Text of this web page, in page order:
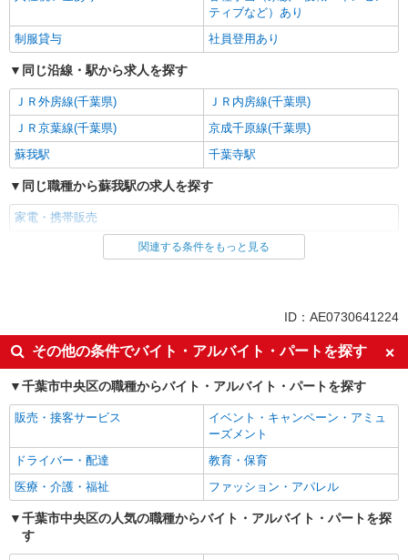
ティブなど）あり
制服貸与
社員登用あり
同じ沿線・駅から求人を探す
ＪＲ外房線(千葉県)
ＪＲ内房線(千葉県)
ＪＲ京葉線(千葉県)
京成千原線(千葉県)
蘇我駅
千葉寺駅
同じ職種から蘇我駅の求人を探す
家電・携帯販売
同じ雇用形態から蘇我駅の求人を探す
即日勤務OK
履歴書不要
Web面接OK
未経験歓迎
ミドル（40代～）活躍中
英語が活かせる
語学力を活かせる（英語以外）
高収入・高額
ボーナス・賞与あり
昇給あり
日払い
週払い
10時～勤務OK
髪型・髪色自由
ネイルOK
ピアスOK
車通勤OK
バイク通勤OK
関連する条件をもっと見る
ID：AE0730641224
その他の条件でバイト・アルバイト・パートを探す
千葉市中央区の職種からバイト・アルバイト・パートを探す
販売・接客サービス
イベント・キャンペーン・アミュ
ーズメント
ドライバー・配達
教育・保育
医療・介護・福祉
ファッション・アパレル
千葉市中央区の人気の職種からバイト・アルバイト・パートを探
す